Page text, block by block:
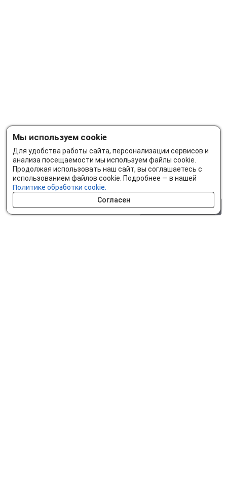
Мы используем cookie
Для удобства работы сайта, персонализации сервисов и
анализа посещаемости мы используем файлы cookie.
Продолжая использовать наш сайт, вы соглашаетесь с
использованием файлов cookie. Подробнее — в нашей
Политике обработки cookie.
Согласен